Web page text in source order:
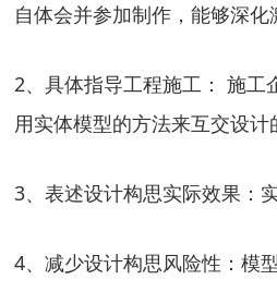
自体会并参加制作，能够深
2、具体指导工程施工： 施工
用实体模型的方法来互交设
3、表述设计构思实际效果：
4、减少设计构思风险性：模